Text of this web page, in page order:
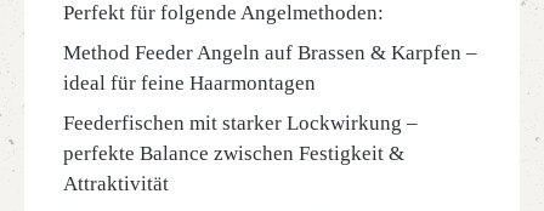
Perfekt für folgende Angelmethoden:
Method Feeder Angeln auf Brassen & Karpfen –
ideal für feine Haarmontagen
Feederfischen mit starker Lockwirkung –
perfekte Balance zwischen Festigkeit &
Attraktivität